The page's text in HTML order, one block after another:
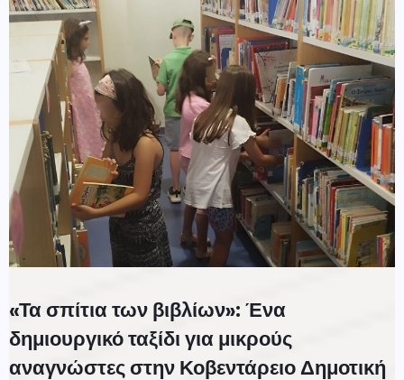
«Τα σπίτια των βιβλίων»: Ένα
δημιουργικό ταξίδι για μικρούς
αναγνώστες στην Κοβεντάρειο Δημοτική